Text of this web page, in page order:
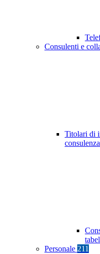
Consulenti e
Titolari di
consulenza
Personale 211